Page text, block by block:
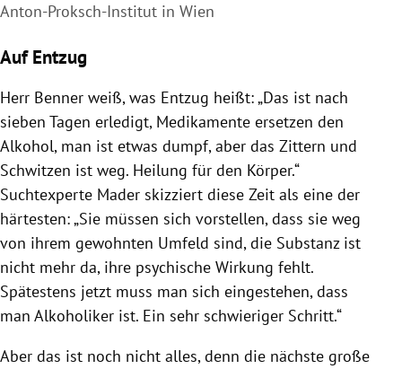
Anton-Proksch-Institut in Wien
Auf Entzug
Herr Benner weiß, was Entzug heißt: „Das ist nach
sieben Tagen erledigt, Medikamente ersetzen den
Alkohol, man ist etwas dumpf, aber das Zittern und
Schwitzen ist weg. Heilung für den Körper.“
Suchtexperte Mader skizziert diese Zeit als eine der
härtesten: „Sie müssen sich vorstellen, dass sie weg
von ihrem gewohnten Umfeld sind, die Substanz ist
nicht mehr da, ihre psychische Wirkung fehlt.
Spätestens jetzt muss man sich eingestehen, dass
man Alkoholiker ist. Ein sehr schwieriger Schritt.“
Aber das ist noch nicht alles, denn die nächste große